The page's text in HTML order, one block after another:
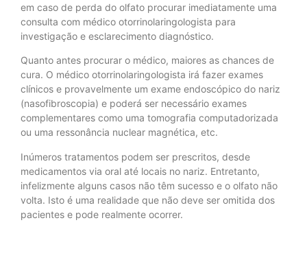
em caso de perda do olfato procurar imediatamente uma
consulta com médico otorrinolaringologista para
investigação e esclarecimento diagnóstico.
Quanto antes procurar o médico, maiores as chances de
cura. O médico otorrinolaringologista irá fazer exames
clínicos e provavelmente um exame endoscópico do nariz
(nasofibroscopia) e poderá ser necessário exames
complementares como uma tomografia computadorizada
ou uma ressonância nuclear magnética, etc.
Inúmeros tratamentos podem ser prescritos, desde
medicamentos via oral até locais no nariz. Entretanto,
infelizmente alguns casos não têm sucesso e o olfato não
volta. Isto é uma realidade que não deve ser omitida dos
pacientes e pode realmente ocorrer.